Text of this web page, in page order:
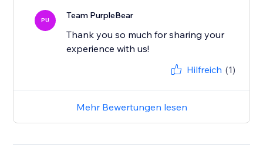
PU Team PurpleBear
Thank you so much for sharing your
experience with us!
Hilfreich (1)
Mehr Bewertungen lesen